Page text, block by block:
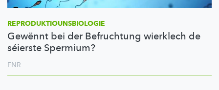
REPRODUKTIOUNSBIOLOGIE
Gewënnt bei der Befruchtung wierklech de
séierste Spermium?
FNR